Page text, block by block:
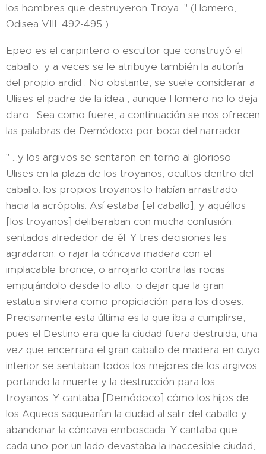
los hombres que destruyeron Troya..." (Homero,
Odisea VIII, 492-495 ).
Epeo es el carpintero o escultor que construyó el
caballo, y a veces se le atribuye también la autoría
del propio ardid . No obstante, se suele considerar a
Ulises el padre de la idea , aunque Homero no lo deja
claro . Sea como fuere, a continuación se nos ofrecen
las palabras de Demódoco por boca del narrador:
" ...y los argivos se sentaron en torno al glorioso
Ulises en la plaza de los troyanos, ocultos dentro del
caballo: los propios troyanos lo habían arrastrado
hacia la acrópolis. Así estaba [el caballo], y aquéllos
[los troyanos] deliberaban con mucha confusión,
sentados alrededor de él. Y tres decisiones les
agradaron: o rajar la cóncava madera con el
implacable bronce, o arrojarlo contra las rocas
empujándolo desde lo alto, o dejar que la gran
estatua sirviera como propiciación para los dioses.
Precisamente esta última es la que iba a cumplirse,
pues el Destino era que la ciudad fuera destruida, una
vez que encerrara el gran caballo de madera en cuyo
interior se sentaban todos los mejores de los argivos
portando la muerte y la destrucción para los
troyanos. Y cantaba [Demódoco] cómo los hijos de
los Aqueos saquearían la ciudad al salir del caballo y
abandonar la cóncava emboscada. Y cantaba que
cada uno por un lado devastaba la inaccesible ciudad,